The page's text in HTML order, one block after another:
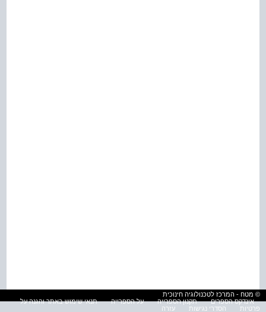
© מטח - המרכז לטכנולוגיה חינוכית
אינדקס הספרים
תקנון הספרייה על הספרייה
תנאי שימוש באתר והגנה על
פרטיות
הסדרי נגישות עזרה